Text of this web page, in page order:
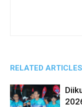
RELATED ARTICLES